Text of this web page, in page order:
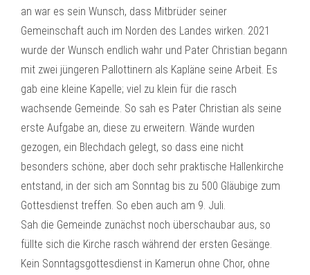
an war es sein Wunsch, dass Mitbrüder seiner
Gemeinschaft auch im Norden des Landes wirken. 2021
wurde der Wunsch endlich wahr und Pater Christian begann
mit zwei jüngeren Pallottinern als Kapläne seine Arbeit. Es
gab eine kleine Kapelle; viel zu klein für die rasch
wachsende Gemeinde. So sah es Pater Christian als seine
erste Aufgabe an, diese zu erweitern. Wände wurden
gezogen, ein Blechdach gelegt, so dass eine nicht
besonders schöne, aber doch sehr praktische Hallenkirche
entstand, in der sich am Sonntag bis zu 500 Gläubige zum
Gottesdienst treffen. So eben auch am 9. Juli.
Sah die Gemeinde zunächst noch überschaubar aus, so
füllte sich die Kirche rasch während der ersten Gesänge.
Kein Sonntagsgottesdienst in Kamerun ohne Chor, ohne